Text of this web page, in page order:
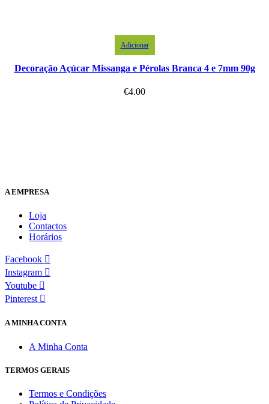
Adicionar
Decoração Açúcar Missanga e Pérolas Branca 4 e 7mm 90g
€4.00
A EMPRESA
Loja
Contactos
Horários
Facebook
Instagram
Youtube
Pinterest
A MINHA CONTA
A Minha Conta
TERMOS GERAIS
Termos e Condições